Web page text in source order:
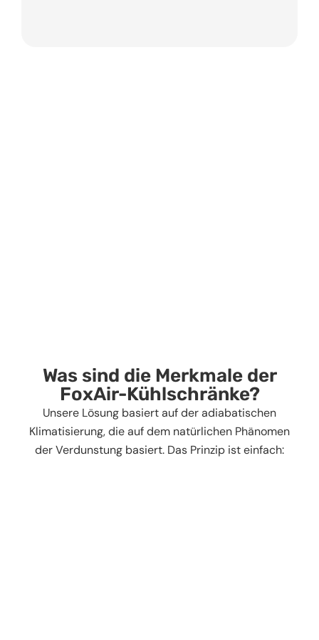
Was sind die Merkmale der
FoxAir-Kühlschränke?
Unsere Lösung basiert auf der adiabatischen
Klimatisierung, die auf dem natürlichen Phänomen
der Verdunstung basiert. Das Prinzip ist einfach: